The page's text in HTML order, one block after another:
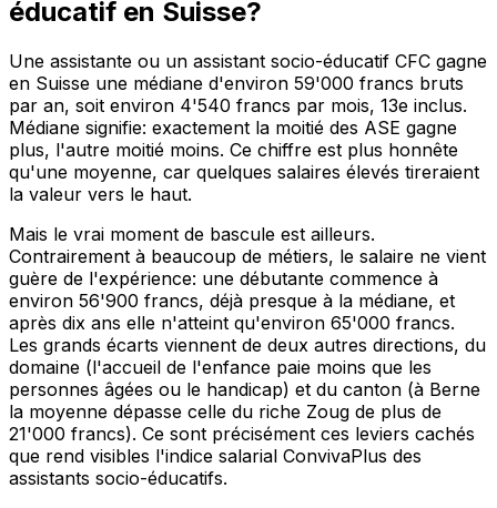
éducatif en Suisse?
Une assistante ou un assistant socio-éducatif CFC gagne
en Suisse une médiane d'environ 59'000 francs bruts
par an, soit environ 4'540 francs par mois, 13e inclus.
Médiane signifie: exactement la moitié des ASE gagne
plus, l'autre moitié moins. Ce chiffre est plus honnête
qu'une moyenne, car quelques salaires élevés tireraient
la valeur vers le haut.
Mais le vrai moment de bascule est ailleurs.
Contrairement à beaucoup de métiers, le salaire ne vient
guère de l'expérience: une débutante commence à
environ 56'900 francs, déjà presque à la médiane, et
après dix ans elle n'atteint qu'environ 65'000 francs.
Les grands écarts viennent de deux autres directions, du
domaine (l'accueil de l'enfance paie moins que les
personnes âgées ou le handicap) et du canton (à Berne
la moyenne dépasse celle du riche Zoug de plus de
21'000 francs). Ce sont précisément ces leviers cachés
que rend visibles l'indice salarial ConvivaPlus des
assistants socio-éducatifs.